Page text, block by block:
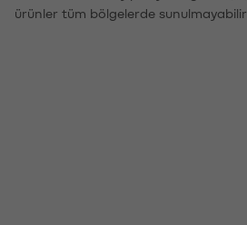
ürünler tüm bölgelerde sunulmayabilir.